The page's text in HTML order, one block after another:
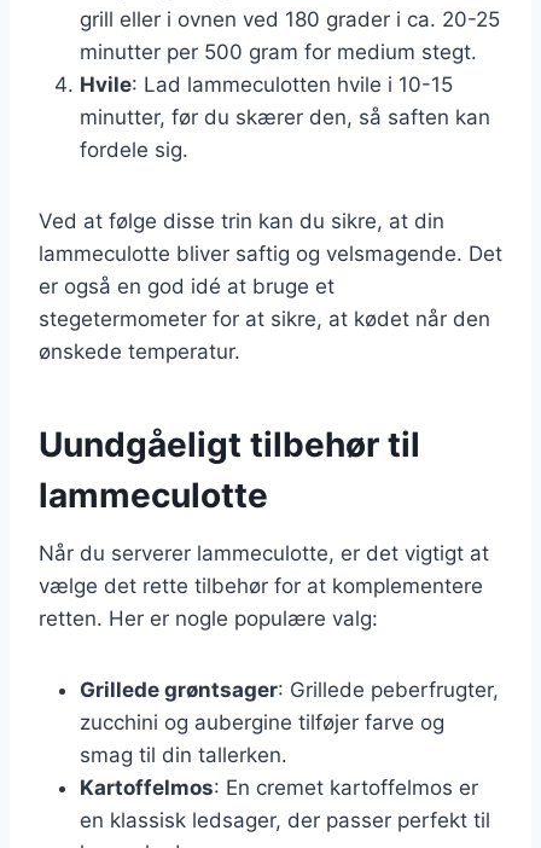
grill eller i ovnen ved 180 grader i ca. 20-25
minutter per 500 gram for medium stegt.
Hvile: Lad lammeculotten hvile i 10-15
minutter, før du skærer den, så saften kan
fordele sig.
Ved at følge disse trin kan du sikre, at din
lammeculotte bliver saftig og velsmagende. Det
er også en god idé at bruge et
stegetermometer for at sikre, at kødet når den
ønskede temperatur.
Uundgåeligt tilbehør til
lammeculotte
Når du serverer lammeculotte, er det vigtigt at
vælge det rette tilbehør for at komplementere
retten. Her er nogle populære valg:
Grillede grøntsager: Grillede peberfrugter,
zucchini og aubergine tilføjer farve og
smag til din tallerken.
Kartoffelmos: En cremet kartoffelmos er
en klassisk ledsager, der passer perfekt til